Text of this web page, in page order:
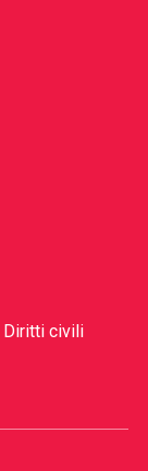
Diritti civili